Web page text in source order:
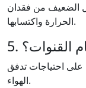
الضعيف من فقدان
الحرارة واكتسابها.
القنوات؟
على احتياجات تدفق
الهواء.